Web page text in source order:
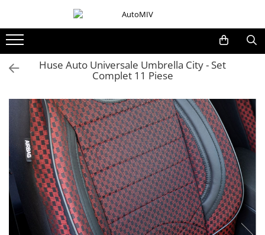
Oferta Saptamanii
Bloc Lumini
Butoane Reglare Oglinzi
Seturi Butoane
Butoane Blocare/Deblocare
Buton Frana
Buton Clapeta Rezervor
Buton Portbagaj
Huse Auto Universale Umbrella City - Set
Complet 11 Piese